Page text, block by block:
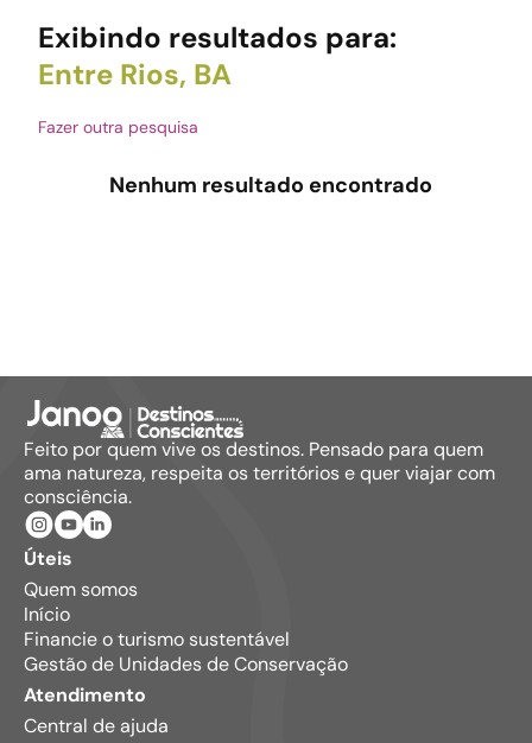
Exibindo resultados para:
Entre Rios, BA
Fazer outra pesquisa
Nenhum resultado encontrado
Feito por quem vive os destinos. Pensado para quem
ama natureza, respeita os territórios e quer viajar com
consciência.
Úteis
Quem somos
Início
Financie o turismo sustentável
Gestão de Unidades de Conservação
Atendimento
Central de ajuda